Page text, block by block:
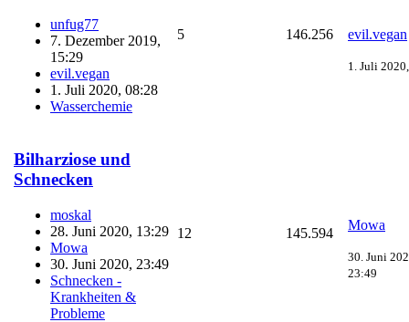
unfug77
7. Dezember 2019,
15:29
evil.vegan
1. Juli 2020, 08:28
Wasserchemie
5 146.256 evil.vegan
1. Juli
Bilharziose und
Schnecken
moskal
28. Juni 2020, 13:29
Mowa
30. Juni 2020, 23:49
Schnecken -
Krankheiten &
Probleme
12 145.594
Mowa
30. Juni
23:49